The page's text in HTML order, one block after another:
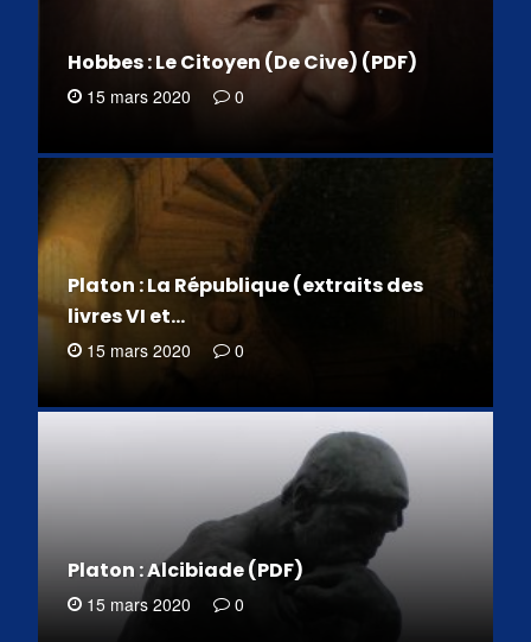
Hobbes : Le Citoyen (De Cive) (PDF)
15 mars 2020 0
Platon : La République (extraits des
livres VI et…
15 mars 2020 0
Platon : Alcibiade (PDF)
15 mars 2020 0